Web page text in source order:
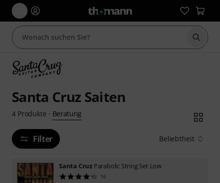
Suche
Santa Cruz Saiten
4 Produkte · Beratung
Filter Beliebtheit
Santa Cruz Parabolic String Set Low
16